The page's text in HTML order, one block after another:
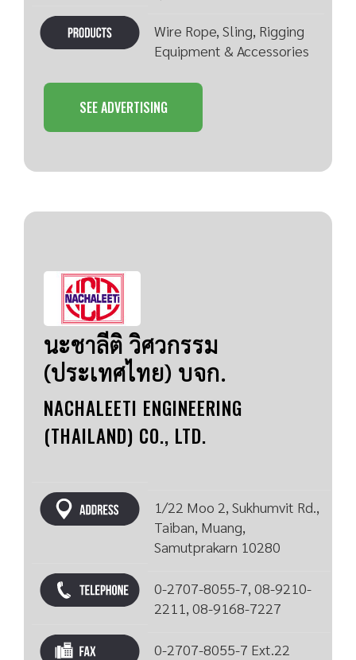
Wire Rope, Sling, Rigging
Equipment & Accessories
SEE ADVERTISING
นะชาลีติ วิศวกรรม
(ประเทศไทย) บจก.
NACHALEETI ENGINEERING
(THAILAND) CO., LTD.
1/22 Moo 2, Sukhumvit Rd.,
Taiban, Muang,
Samutprakarn 10280
0-2707-8055-7, 08-9210-
2211, 08-9168-7227
0-2707-8055-7 Ext.22